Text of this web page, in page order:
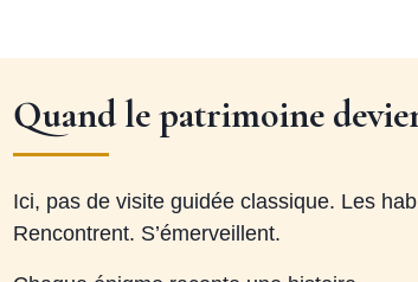
Quand le patrimoine
Ici, pas de visite guidée classique. Les
Rencontrent. S’émerveillent.